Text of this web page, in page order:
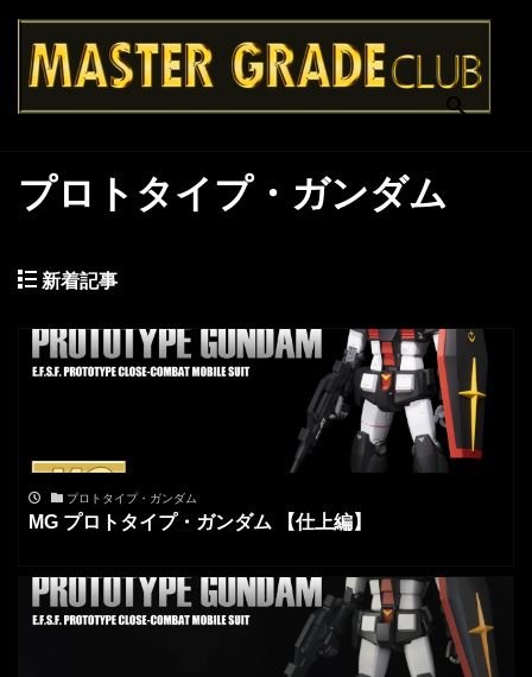
プロトタイプ・ガンダム
新着記事
プロトタイプ・ガンダム
MG プロトタイプ・ガンダム 【仕上編】